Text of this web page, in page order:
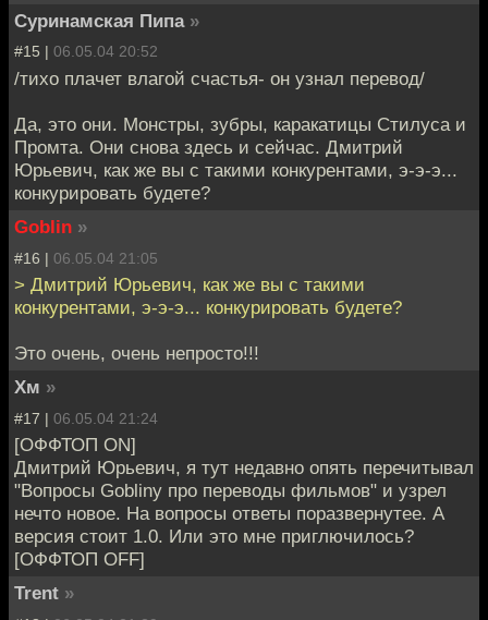
Суринамская Пипа »
#15 | 06.05.04 20:52
/тихо плачет влагой счастья- он узнал перевод/
Да, это они. Монстры, зубры, каракатицы Стилуса и
Промта. Они снова здесь и сейчас. Дмитрий
Юрьевич, как же вы с такими конкурентами, э-э-э...
конкурировать будете?
Goblin »
#16 | 06.05.04 21:05
> Дмитрий Юрьевич, как же вы с такими
конкурентами, э-э-э... конкурировать будете?
Это очень, очень непросто!!!
Хм »
#17 | 06.05.04 21:24
[ОФФТОП ON]
Дмитрий Юрьевич, я тут недавно опять перечитывал
"Вопросы Goblinу про переводы фильмов" и узрел
нечто новое. На вопросы ответы поразвернутее. А
версия стоит 1.0. Или это мне приглючилось?
[ОФФТОП OFF]
Trent »